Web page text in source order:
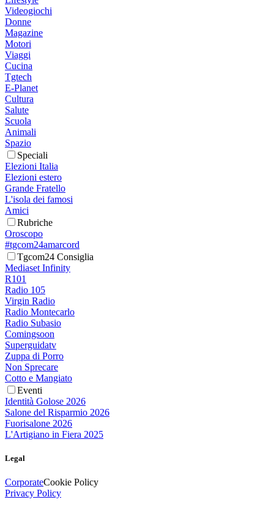
Videogiochi
Donne
Magazine
Motori
Viaggi
Cucina
Tgtech
E-Planet
Cultura
Salute
Scuola
Animali
Spazio
Speciali
Elezioni Italia
Elezioni estero
Grande Fratello
L'isola dei famosi
Amici
Rubriche
Oroscopo
#tgcom24amarcord
Tgcom24 Consiglia
Mediaset Infinity
R101
Radio 105
Virgin Radio
Radio Montecarlo
Radio Subasio
Comingsoon
Superguidatv
Zuppa di Porro
Non Sprecare
Cotto e Mangiato
Eventi
Identità Golose 2026
Salone del Risparmio 2026
Fuorisalone 2026
L'Artigiano in Fiera 2025
Legal
CorporateCookie Policy
Privacy Policy